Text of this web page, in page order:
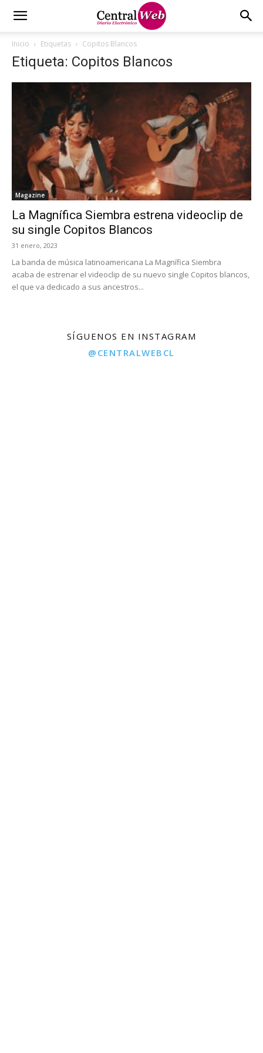
Inicio Etiquetas Copitos Blancos
Etiqueta: Copitos Blancos
Magazine
La Magnífica Siembra estrena videoclip de
su single Copitos Blancos
31 enero, 2023
La banda de música latinoamericana La Magnífica Siembra
acaba de estrenar el videoclip de su nuevo single Copitos blancos,
el que va dedicado a sus ancestros...
SÍGUENOS EN INSTAGRAM
@CENTRALWEBCL